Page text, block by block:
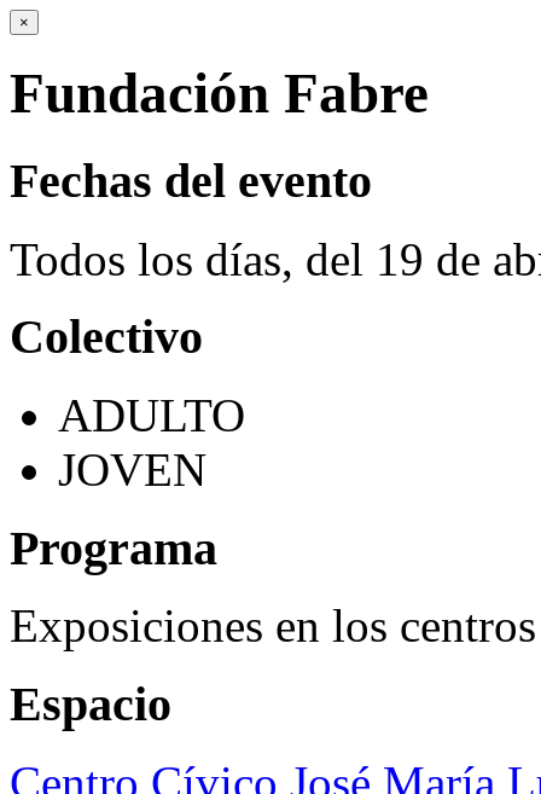
×
Fundación Fabre
Fechas del evento
Todos los días, del 19 de
Colectivo
ADULTO
JOVEN
Programa
Exposiciones en los
Espacio
Centro Cívico José María